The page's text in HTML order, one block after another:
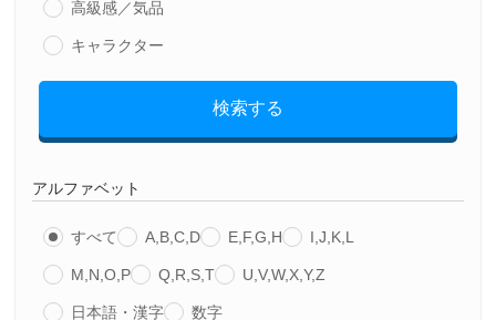
高級感／気品
キャラクター
検索する
アルファベット
すべて A,B,C,D E,F,G,H I,J,K,L
M,N,O,P Q,R,S,T U,V,W,X,Y,Z
日本語・漢字 数字